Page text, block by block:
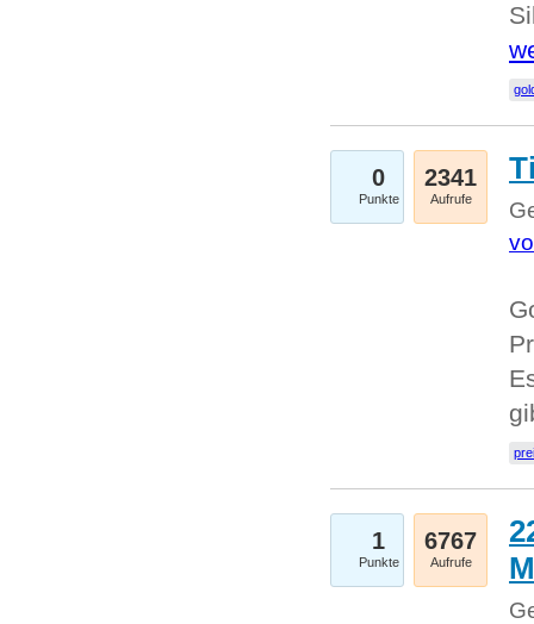
0
Punkte
2341
Aufrufe
1
Punkte
6767
Aufrufe